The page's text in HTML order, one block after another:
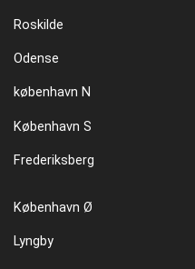
Roskilde
Odense
københavn N
København S
Frederiksberg
København Ø
Lyngby